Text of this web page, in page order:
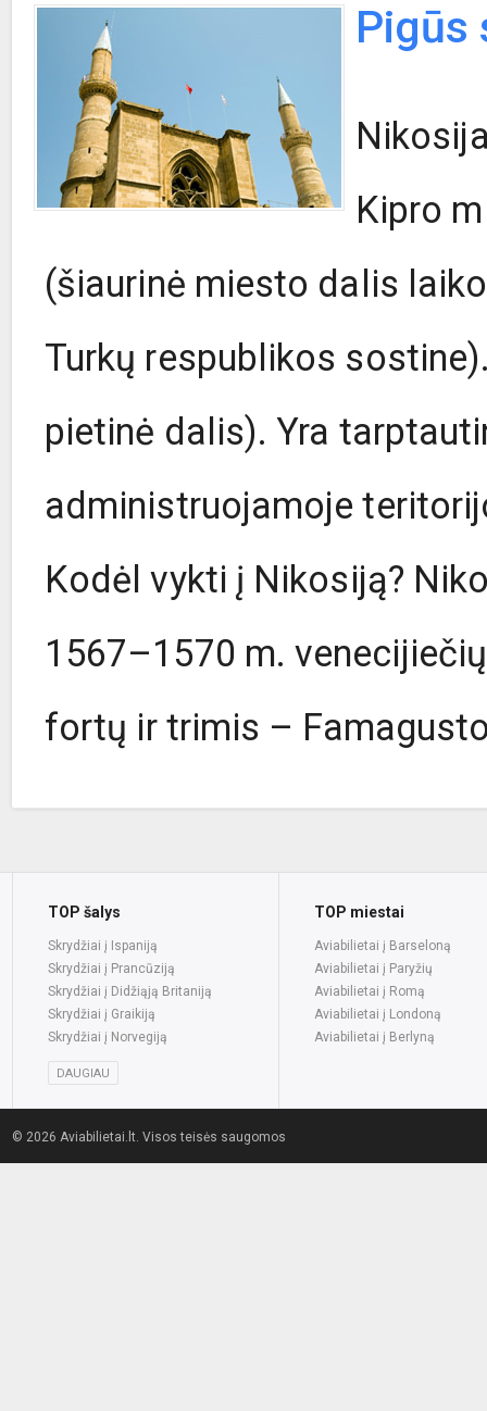
Pigūs
Kipro
(šiaurinė miesto dalis
Turkų respublikos
pietinė dalis). Yra
administruojamoje
Kodėl vykti į Nikosiją?
1567–1570 m.
fortų ir trimis –
TOP šalys
Skrydžiai į Ispaniją
Skrydžiai į Prancūziją
Skrydžiai į Didžiąją Britaniją
Skrydžiai į Graikiją
Skrydžiai į Norvegiją
DAUGIAU
TOP miestai
Aviabilietai į Barseloną
Aviabilietai į Paryžių
Aviabilietai į Romą
Aviabilietai į Londoną
Aviabilietai į Berlyną
© 2026 Aviabilietai.lt. Visos teisės saugomos